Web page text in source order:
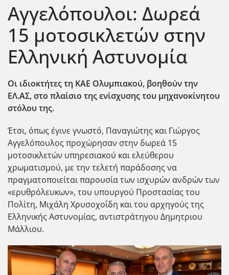
Αγγελόπουλοι: Δωρεά
15 μοτοσικλετών στην
Ελληνική Αστυνομία
Οι ιδιοκτήτες τη ΚΑΕ Ολυμπιακού, βοηθούν την
ΕΛ.ΑΣ, στο πλαίσιο της ενίσχυσης του μηχανοκίνητου
στόλου της.
Έτσι, όπως έγινε γνωστό, Παναγιώτης και Γιώργος
Αγγελόπουλος προχώρησαν στην δωρεά 15
μοτοσικλετών υπηρεσιακού και ελεύθερου
χρωματισμού, με την τελετή παράδοσης να
πραγματοποιείται παρουσία των ισχυρών ανδρών των
«ερυθρόλευκων», του υπουργού Προστασίας του
Πολίτη, Μιχάλη Χρυσοχοΐδη και του αρχηγούς της
Ελληνικής Αστυνομίας, αντιστράτηγου Δημητριου
Μάλλιου.